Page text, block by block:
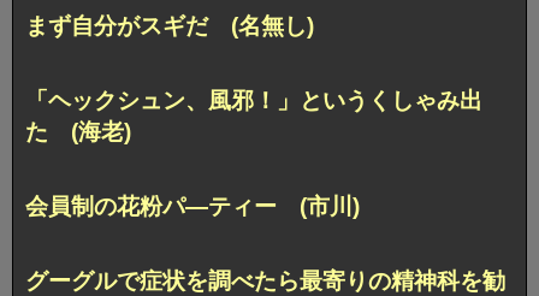
まず自分がスギだ (名無し)
「ヘックシュン、風邪！」というくしゃみ出
た (海老)
会員制の花粉パ―ティー (市川)
グーグルで症状を調べたら最寄りの精神科を勧